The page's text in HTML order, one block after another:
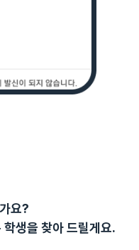
요?
학생을 찾아 드릴게요.